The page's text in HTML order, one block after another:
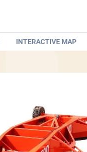
INTERACTIVE MAP